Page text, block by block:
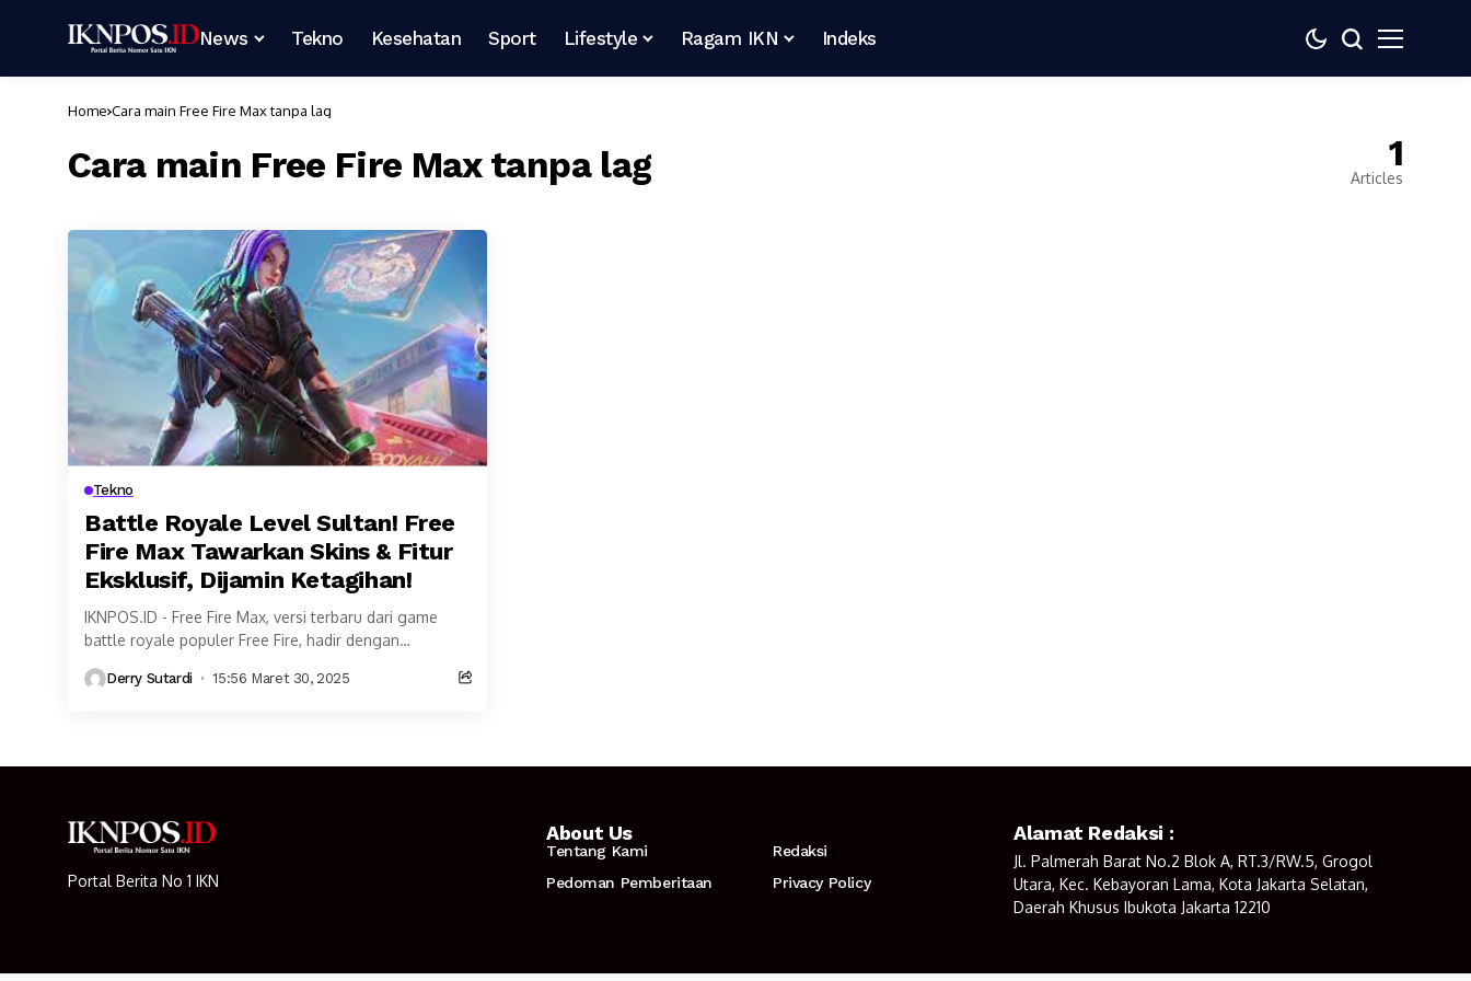
News Tekno Kesehatan Sport Lifestyle Ragam IKN Indeks
Home Cara main Free Fire Max tanpa lag
Cara main Free Fire Max tanpa lag 1
Articles
Tekno
Battle Royale Level Sultan! Free
Fire Max Tawarkan Skins & Fitur
Eksklusif, Dijamin Ketagihan!
IKNPOS.ID - Free Fire Max, versi terbaru dari game
battle royale populer Free Fire, hadir dengan
Derry Sutardi 15:56 Maret 30, 2025
Portal Berita No 1 IKN
About Us
Tentang Kami
Redaksi
Pedoman Pemberitaan
Privacy Policy
Alamat Redaksi :
Jl. Palmerah Barat No.2 Blok A, RT.3/RW.5, Grogol
Utara, Kec. Kebayoran Lama, Kota Jakarta Selatan,
Daerah Khusus Ibukota Jakarta 12210